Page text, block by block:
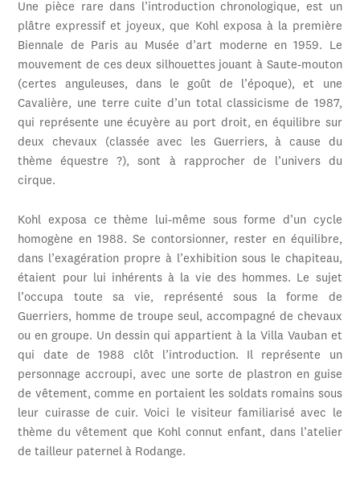
Une pièce rare dans l’introduction chronologique, est un
plâtre expressif et joyeux, que Kohl exposa à la première
Biennale de Paris au Musée d’art moderne en 1959. Le
mouvement de ces deux silhouettes jouant à Saute-mouton
(certes anguleuses, dans le goût de l’époque), et une
Cavalière, une terre cuite d’un total classicisme de 1987,
qui représente une écuyère au port droit, en équilibre sur
deux chevaux (classée avec les Guerriers, à cause du
thème équestre ?), sont à rapprocher de l’univers du
cirque.
Kohl exposa ce thème lui-même sous forme d’un cycle
homogène en 1988. Se contorsionner, rester en équilibre,
dans l’exagération propre à l’exhibition sous le chapiteau,
étaient pour lui inhérents à la vie des hommes. Le sujet
l’occupa toute sa vie, représenté sous la forme de
Guerriers, homme de troupe seul, accompagné de chevaux
ou en groupe. Un dessin qui appartient à la Villa Vauban et
qui date de 1988 clôt l’introduction. Il représente un
personnage accroupi, avec une sorte de plastron en guise
de vêtement, comme en portaient les soldats romains sous
leur cuirasse de cuir. Voici le visiteur familiarisé avec le
thème du vêtement que Kohl connut enfant, dans l’atelier
de tailleur paternel à Rodange.